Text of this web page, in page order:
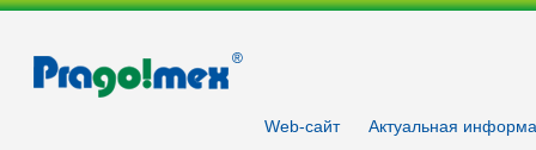
Pragoimex
Web-сайт Aктуальнaя